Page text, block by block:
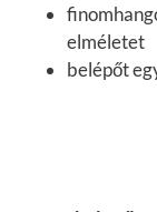
elméletet
belépőt